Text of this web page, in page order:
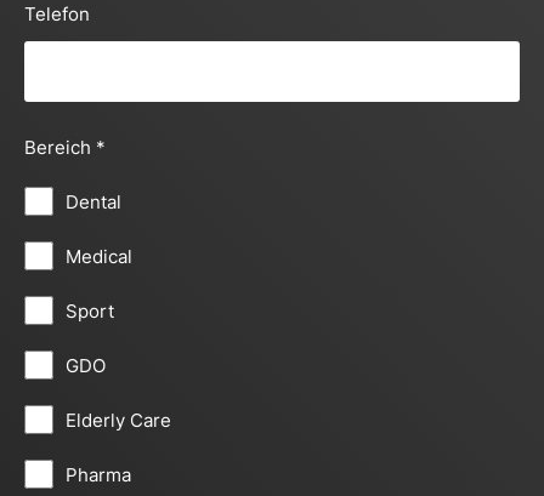
Telefon
Bereich *
Dental
Medical
Sport
GDO
Elderly Care
Pharma